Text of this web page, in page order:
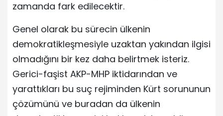
zamanda fark edilecektir.
Genel olarak bu sürecin ülkenin
demokratikleşmesiyle uzaktan yakından ilgisi
olmadığını bir kez daha belirtmek isteriz.
Gerici-faşist AKP-MHP iktidarından ve
yarattıkları bu suç rejiminden Kürt sorununun
çözümünü ve buradan da ülkenin